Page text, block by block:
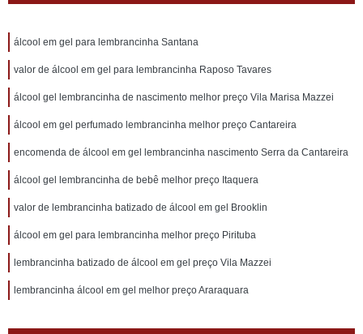
álcool em gel para lembrancinha Santana
valor de álcool em gel para lembrancinha Raposo Tavares
álcool gel lembrancinha de nascimento melhor preço Vila Marisa Mazzei
álcool em gel perfumado lembrancinha melhor preço Cantareira
encomenda de álcool em gel lembrancinha nascimento Serra da Cantareira
álcool gel lembrancinha de bebê melhor preço Itaquera
valor de lembrancinha batizado de álcool em gel Brooklin
álcool em gel para lembrancinha melhor preço Pirituba
lembrancinha batizado de álcool em gel preço Vila Mazzei
lembrancinha álcool em gel melhor preço Araraquara